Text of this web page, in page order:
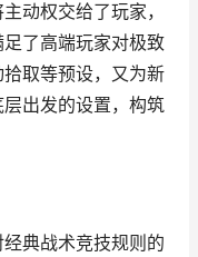
动权交给了玩家，
了高端玩家对极致
取等预设，又为新
出发的设置，构筑
典战术竞技规则的